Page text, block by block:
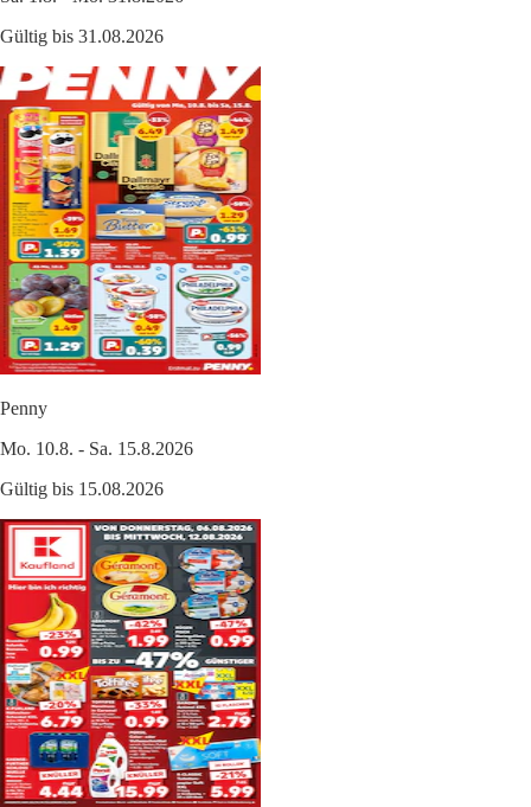
Gültig bis 31.08.2026
Penny
Mo. 10.8. - Sa. 15.8.2026
Gültig bis 15.08.2026